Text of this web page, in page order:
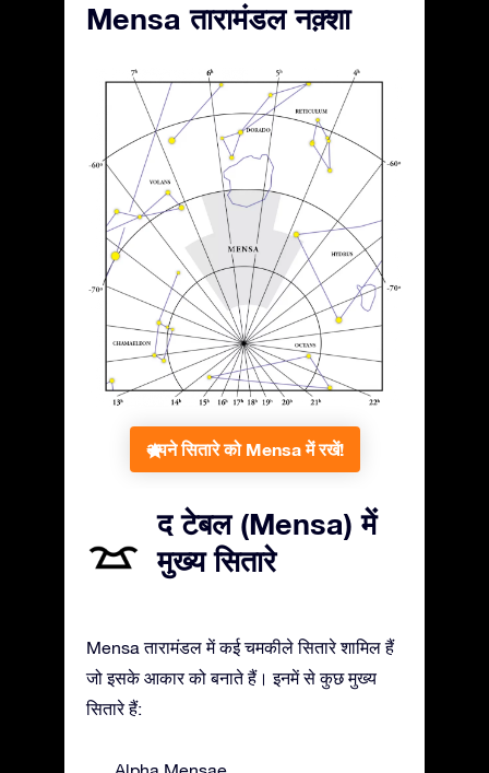
Mensa तारामंडल नक़्शा
अपने सितारे को Mensa में रखें!
द टेबल (Mensa) में
मुख्य सितारे
Mensa तारामंडल में कई चमकीले सितारे शामिल हैं
जो इसके आकार को बनाते हैं। इनमें से कुछ मुख्य
सितारे हैं: